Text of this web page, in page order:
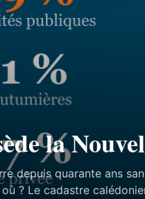
la
depuis quarante ans
? Le cadastre